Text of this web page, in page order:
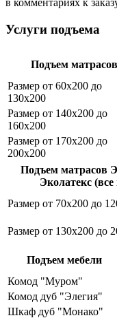
в комментариях к
Услуги подъема
Подъем матрасов
Размер от 60х200 до
130х200
Размер от 140х200 до
160х200
Размер от 170х200 до
200х200
Подъем матрасов
Эколатекс
Размер от 70х200 до
Размер от 130х200 до
Подъем мебели
Комод "Муром"
Комод дуб "Элегия"
Шкаф дуб "Монако"